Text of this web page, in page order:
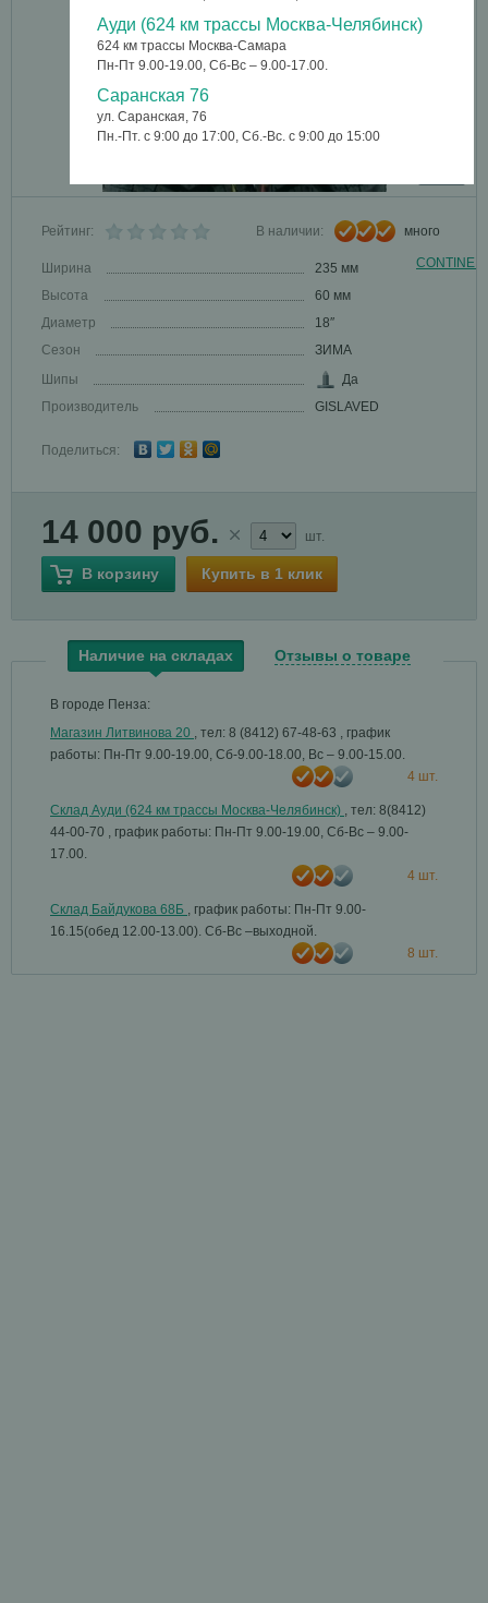
Рейтинг: В наличии: много
Ширина
235 мм
Высота
60 мм
Диаметр
18″
Сезон
ЗИМА
Шипы
Да
Производитель
GISLAVED
Поделиться:
14 000 руб. шт.
В корзину Купить в 1 клик
Наличие на складах Отзывы о товаре
В городе Пенза:
Магазин Литвинова 20 , тел: 8 (8412) 67-48-63 , график
работы: Пн-Пт 9.00-19.00, Сб-9.00-18.00, Вс – 9.00-15.00.
4 шт.
Склад Ауди (624 км трассы Москва-Челябинск) , тел: 8(8412)
44-00-70 , график работы: Пн-Пт 9.00-19.00, Сб-Вс – 9.00-
17.00.
4 шт.
Склад Байдукова 68Б , график работы: Пн-Пт 9.00-
16.15(обед 12.00-13.00). Сб-Вс –выходной.
8 шт.
Ауди (624 км трассы Москва-Челябинск)
624 км трассы Москва-Самара
Пн-Пт 9.00-19.00, Сб-Вс – 9.00-17.00.
Саранская 76
ул. Саранская, 76
Пн.-Пт. с 9:00 до 17:00, Сб.-Вс. с 9:00 до 15:00